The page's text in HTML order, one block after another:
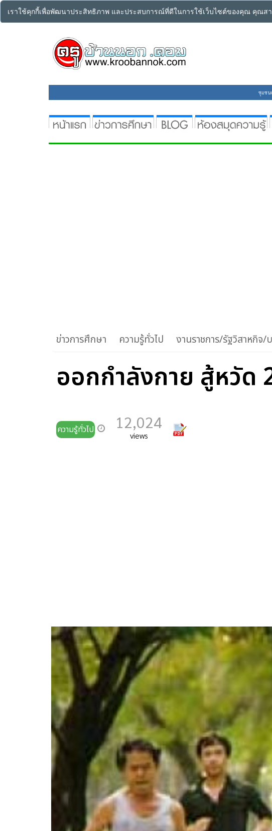
เราใช้คุกกี้เพื่อพัฒนาประสิทธิภาพ และประสบการณ์ที่ดีในการใช้เว็บไซต์ของคุณ คุณสา
ชุมชน
ข่าวการศึกษา ความรู้ทั่วไป งานราชการ/รัฐวิสาหกิจ/
ออกกำลังกาย สู้หวัด
ความรู้ทั่วไป 12,024
views